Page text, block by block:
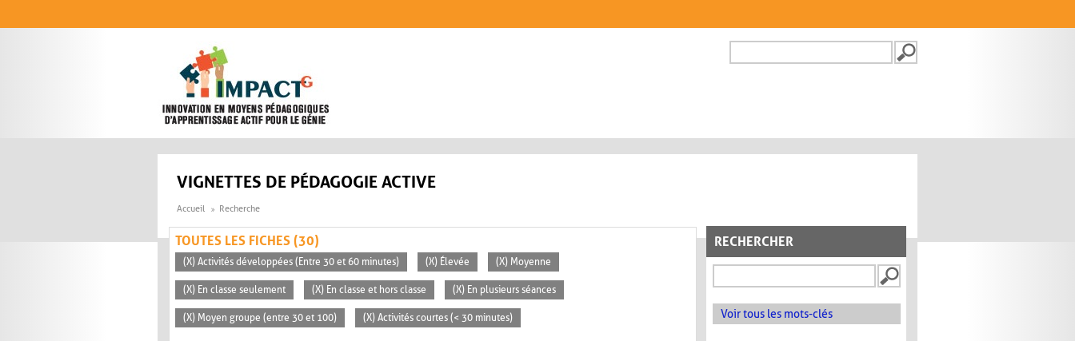
FORMULAIRE DE
VIGNETTES DE PÉDAGOGIE ACTIVE
Accueil Recherche
RECHERCHER
Voir tous les mots-clés
TOUTES LES FICHES (30)
(X) Activités développées (Entre 30 et 60 minutes) (X) Élevée (X) Moyenne
(X) En classe seulement (X) En classe et hors classe (X) En plusieurs séances
(X) Moyen groupe (entre 30 et 100) (X) Activités courtes (< 30 minutes)